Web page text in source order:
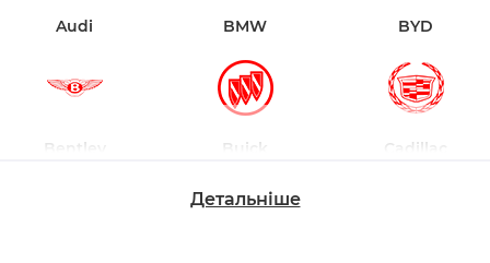
Audi BMW BYD
Bentley Buick Cadillac
Детальніше